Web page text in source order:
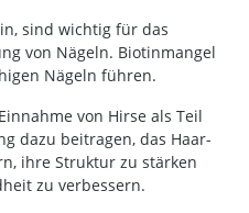
sind wichtig für das
von Nägeln. Biotinmangel
Nägeln führen.
von Hirse als Teil
dazu beitragen, das Haar-
ihre Struktur zu stärken
zu verbessern.